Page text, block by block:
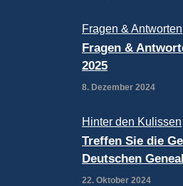
Fragen & Antworten
Fragen &
2025
8. Dezember 2024
Hinter den Kulissen
Treffen Sie die
Deutschen
22. Oktober 2024